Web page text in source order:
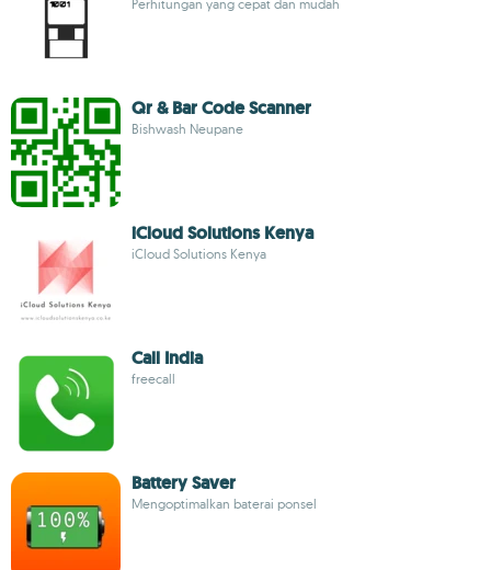
Perhitungan yang cepat dan mudah
Qr & Bar Code Scanner
Bishwash Neupane
iCloud Solutions Kenya
iCloud Solutions Kenya
Call India
freecall
Battery Saver
Mengoptimalkan baterai ponsel